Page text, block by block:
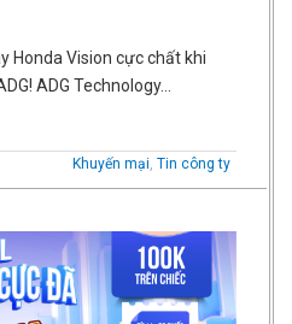
Honda Vision cực chất khi
ADG Technology…
Khuyến mại, Tin công ty